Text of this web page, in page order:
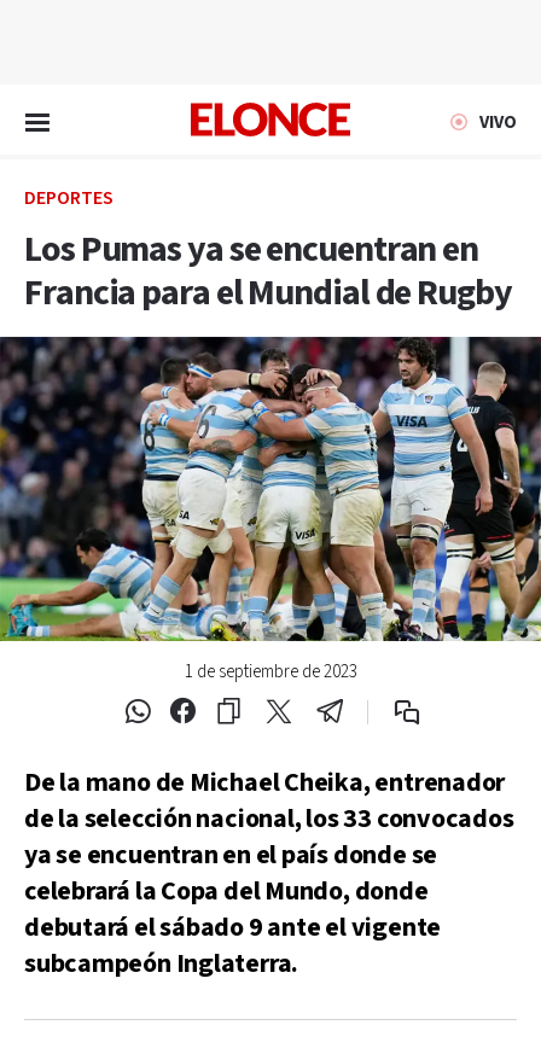
VIVO
DEPORTES
Los Pumas ya se encuentran en
Francia para el Mundial de Rugby
1 de septiembre de 2023
De la mano de Michael Cheika, entrenador
de la selección nacional, los 33 convocados
ya se encuentran en el país donde se
celebrará la Copa del Mundo, donde
debutará el sábado 9 ante el vigente
subcampeón Inglaterra.